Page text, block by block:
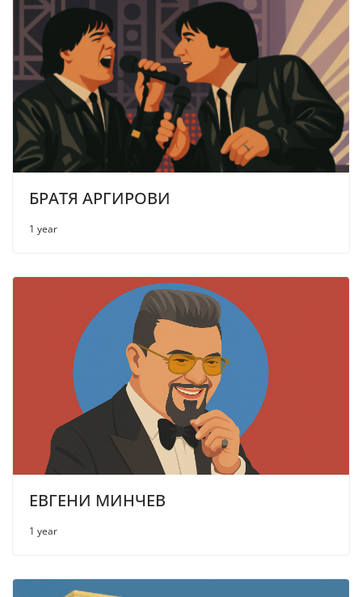
БРАТЯ АРГИРОВИ
1 year
ЕВГЕНИ МИНЧЕВ
1 year